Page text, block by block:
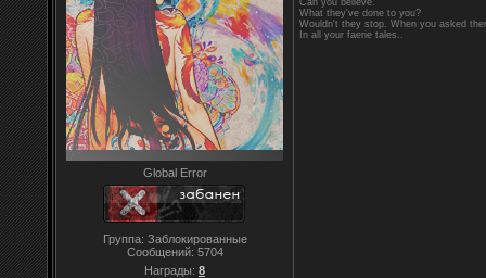
Global Error
Группа: Заблокированные
Сообщений: 5704
Награды: 8
Can you believe.
What they've done to you?
Wouldn't they stop. When you asked
In all your faerie tales..